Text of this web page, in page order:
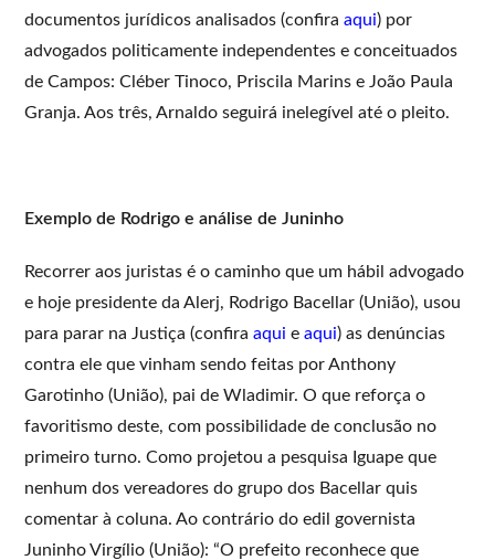
documentos jurídicos analisados (confiraaqui) por
advogados politicamente independentes e conceituados
de Campos: Cléber Tinoco, Priscila Marins e João Paula
Granja. Aos três, Arnaldo seguirá inelegível até o pleito.
Exemplo de Rodrigo e análise de Juninho
Recorrer aos juristas é o caminho que um hábil advogado
e hoje presidente da Alerj, Rodrigo Bacellar (União), usou
para parar na Justiça (confiraaqui eaqui) as denúncias
contra ele que vinham sendo feitas por Anthony
Garotinho (União), pai de Wladimir. O que reforça o
favoritismo deste, com possibilidade de conclusão no
primeiro turno. Como projetou a pesquisa Iguape que
nenhum dos vereadores do grupo dos Bacellar quis
comentar à coluna. Ao contrário do edil governista
Juninho Virgílio (União): “O prefeito reconhece que